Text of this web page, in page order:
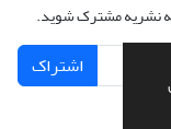
نشریه مشترک شوید.
اشتراک